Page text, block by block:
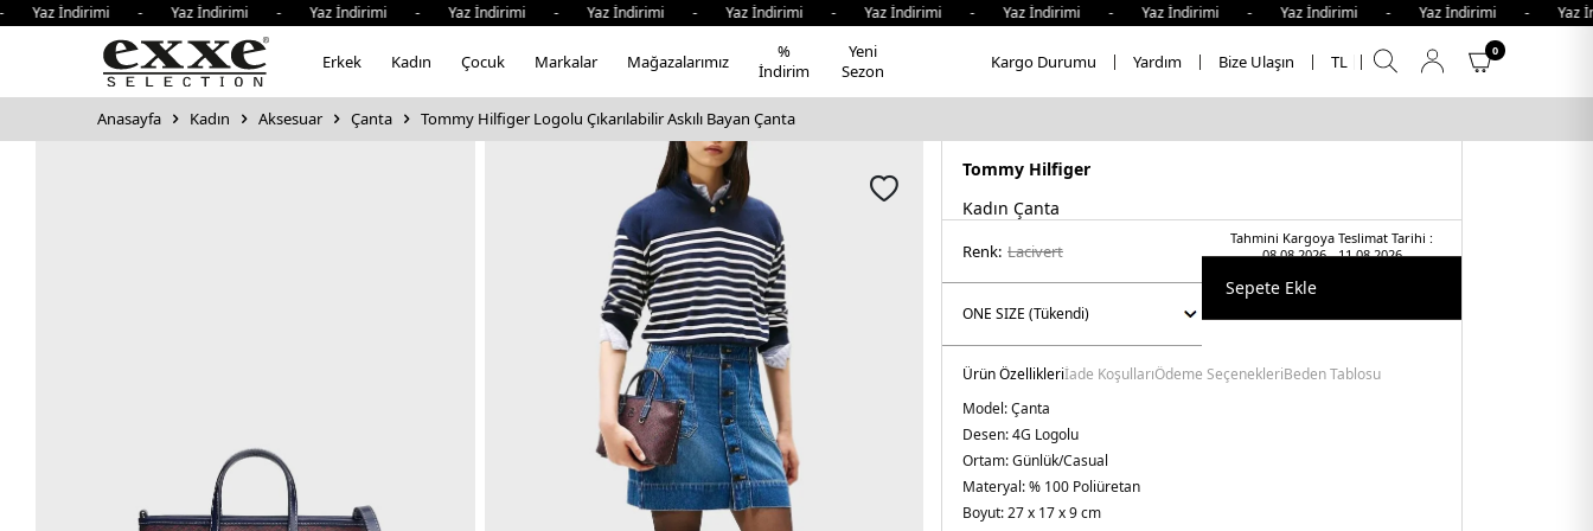
İndirimi - Yaz İndirimi - Yaz İndirimi - Yaz İndirimi - Yaz İndirimi - Yaz İndirimi - Yaz İndirimi - Yaz İndirimi - Yaz İndirimi - Yaz İndirimi - Yaz İndirimi -
Erkek Kadın Çocuk Markalar Mağazalarımız
%
İndirim
Yeni
Sezon
Kargo Durumu Yardım Bize Ulaşın TL
0
Anasayfa Kadın Aksesuar Çanta Tommy Hilfiger Logolu Çıkarılabilir Askılı Bayan Çanta
Tommy Hilfiger
Kadın Çanta
Tahmini Kargoya Teslimat Tarihi :
08.08.2026 - 11.08.2026
Renk: laci̇vert
Sepete Ekle
Ürün Özellikleriİade KoşullarıÖdeme SeçenekleriBeden Tablosu
Model:Çanta
Desen:4G Logolu
Ortam:Günlük/Casual
Materyal:% 100 Poliüretan
Boyut:27 x 17 x 9 cm